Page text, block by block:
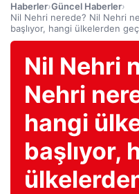
Haberler›Güncel Haberler›
Nil Nehri nerede? Nil Nehri
başlıyor, hangi ülkelerden
Nil Nehri
Nehri
hangi
başlıyor,